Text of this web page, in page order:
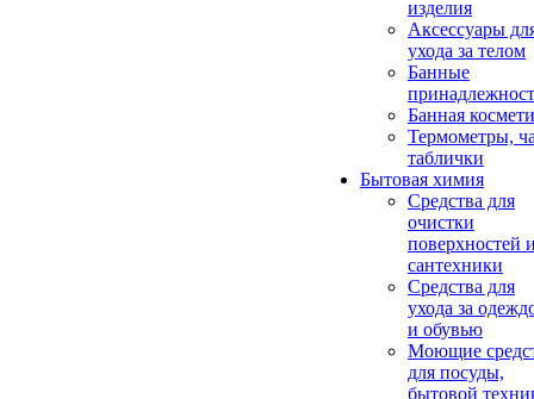
изделия
Аксеcсуары
ухода за телом
Банные
Банная
Термометры,
таблички
Бытовая химия
Средства для
очистки
поверхностей
сантехники
Средства для
ухода за
и обувью
Моющие
для посуды,
бытовой